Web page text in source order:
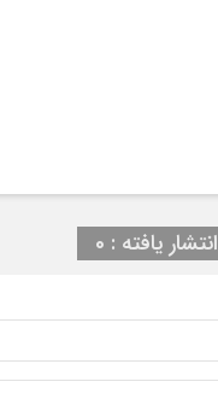
انتشار یافته : 0